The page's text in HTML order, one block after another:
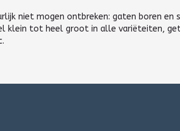
niet mogen ontbreken: gaten boren
klein tot heel groot in alle variëteiten,